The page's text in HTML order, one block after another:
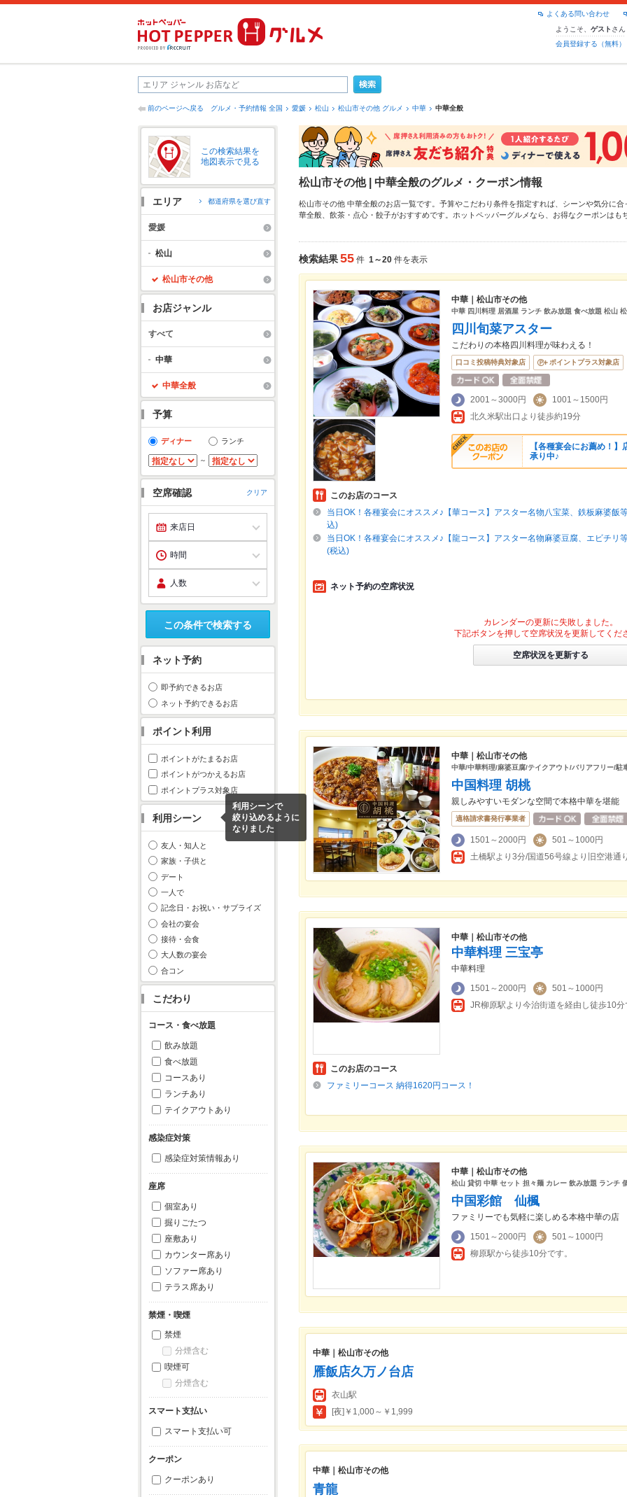
よくある問い合わせ
ようこそ、 ゲスト さん
会員登録する（無料）
前のページへ戻る グルメ・予約情報 全国 愛媛 松山 松山市その他 グルメ 中華 中華全般
この検索結果を
地図表示で見る
エリア 都道府県を選び直す
愛媛
松山
松山市その他
お店ジャンル
すべて
中華
中華全般
予算
ディナー ランチ
～
空席確認 クリア
この条件で検索する
ネット予約
即予約できるお店
ネット予約できるお店
ポイント利用
ポイントがたまるお店
ポイントがつかえるお店
ポイントプラス対象店
利用シーン
利用シーンで
絞り込めるように
なりました
友人・知人と
家族・子供と
デート
一人で
記念日・お祝い・サプライズ
会社の宴会
接待・会食
大人数の宴会
合コン
こだわり
コース・食べ放題
飲み放題
食べ放題
コースあり
ランチあり
テイクアウトあり
感染症対策
感染症対策情報あり
座席
個室あり
掘りごたつ
座敷あり
カウンター席あり
ソファー席あり
テラス席あり
禁煙・喫煙
禁煙
分煙含む
喫煙可
分煙含む
スマート支払い
スマート支払い可
クーポン
クーポンあり
松山市その他 | 中華全般のグルメ・クーポン情報
松山市その他 中華全般のお店一覧です。予算やこだわり条件を指定すれば、シーンや気分に
華全般、 飲茶・点心・餃子がおすすめです。ホットペッパーグルメなら、お得なクーポンはも
検索結果55 件 1～20 件を表示
中華｜松山市その他
中華 四川料理 居酒屋 ランチ 飲み放題 食べ放題 松山
四川旬菜アスター
こだわりの本格四川料理が味わえる！
口コミ投稿特典対象店 ポイントプラス対象店
2001～3000円
1001～1500円
北久米駅出口より徒歩約19分
【各種宴会にお薦め！
承り中♪
このお店のコース
当日OK！各種宴会にオススメ♪【華コース】アスター名物八宝菜、鉄板麻婆飯
込)
当日OK！各種宴会にオススメ♪【龍コース】アスター名物麻婆豆腐、エビチリ
(税込)
ネット予約の空席状況
カレンダーの更新に失敗しました。
下記ボタンを押して空席状況を更新してくだ
空席状況を更新する
中華｜松山市その他
中華/中華料理/麻婆豆腐/テイクアウト/バリアフリー/駐
中国料理 胡桃
親しみやすいモダンな空間で本格中華を堪能
適格請求書発行事業者
1501～2000円 501～1000円
中華｜松山市その他
中華料理 三宝亭
中華料理
1501～2000円
501～1000円
JR柳原駅より今治街道を経由し徒歩10分
このお店のコース
ファミリーコース 納得1620円コース！
中華｜松山市その他
松山 貸切 中華 セット 担々麺 カレー 飲み放題 ランチ
中国彩館 仙楓
ファミリーでも気軽に楽しめる本格中華の店
1501～2000円
501～1000円
柳原駅から徒歩10分です。
中華｜松山市その他
雁飯店久万ノ台店
衣山駅
[夜]￥1,000～￥1,999
中華｜松山市その他
青龍